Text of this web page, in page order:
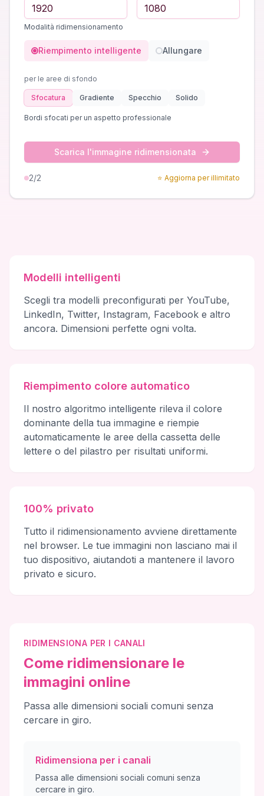
Modalità ridimensionamento
Riempimento intelligente Allungare
per le aree di sfondo
Sfocatura Gradiente Specchio Solido
Bordi sfocati per un aspetto professionale
Scarica l'immagine ridimensionata
2/2 ⭐ Aggiorna per illimitato
Modelli intelligenti
Scegli tra modelli preconfigurati per YouTube,
LinkedIn, Twitter, Instagram, Facebook e altro
ancora. Dimensioni perfette ogni volta.
Riempimento colore automatico
Il nostro algoritmo intelligente rileva il colore
dominante della tua immagine e riempie
automaticamente le aree della cassetta delle
lettere o del pilastro per risultati uniformi.
100% privato
Tutto il ridimensionamento avviene direttamente
nel browser. Le tue immagini non lasciano mai il
tuo dispositivo, aiutandoti a mantenere il lavoro
privato e sicuro.
RIDIMENSIONA PER I CANALI
Come ridimensionare le
immagini online
Passa alle dimensioni sociali comuni senza
cercare in giro.
Ridimensiona per i canali
Passa alle dimensioni sociali comuni senza
cercare in giro.